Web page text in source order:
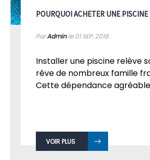
POURQUOI ACHETER UNE PISCINE
ParAdminle 01SEP, 2018
Installer une piscine relève
rêve de nombreux famille
Cette dépendance agréable
VOIR PLUS